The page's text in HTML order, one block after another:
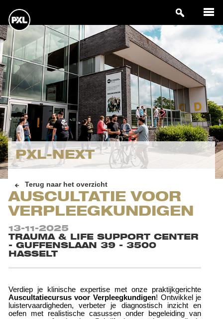
PXL-NEXT
Terug naar het overzicht
AUSCULTATIE VOOR
VERPLEEGKUNDIGEN
13-11-2025
TRAUMA & LIFE SUPPORT CENTER
- GUFFENSLAAN 39 - 3500
HASSELT
Verdiep je klinische expertise met onze praktijkgerichte
Auscultatiecursus voor Verpleegkundigen! Ontwikkel je
luistervaardigheden, verbeter je diagnostisch inzicht en
oefen met realistische casussen onder begeleiding van